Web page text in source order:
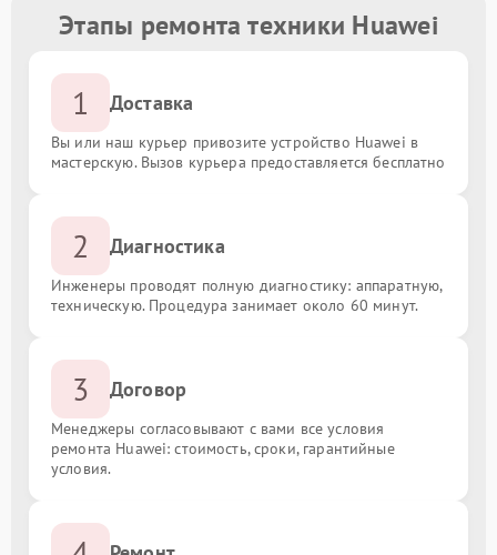
Этапы ремонта техники Huawei
1 Доставка
Вы или наш курьер привозите устройство Huawei в
мастерскую. Вызов курьера предоставляется бесплатно
2 Диагностика
Инженеры проводят полную диагностику: аппаратную,
техническую. Процедура занимает около 60 минут.
3 Договор
Менеджеры согласовывают с вами все условия
ремонта Huawei: стоимость, сроки, гарантийные
условия.